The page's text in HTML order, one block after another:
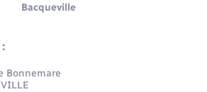
Bacqueville
Bonnemare